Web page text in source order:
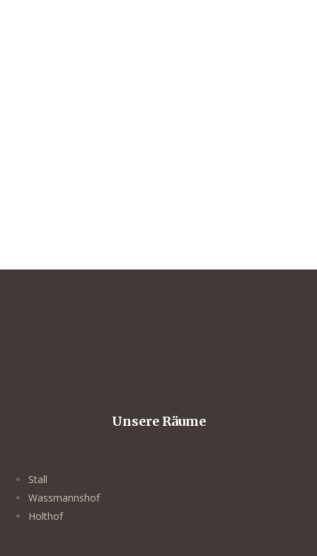
Unsere Räume
Stall
Wassmannshof
Holthof